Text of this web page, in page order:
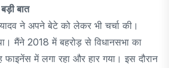
बात
ने अपने बेटे को लेकर भी चर्चा की।
मैंने 2018 में बहरोड़ से विधानसभा का
में लगा रहा और हार गया। इस दौरान